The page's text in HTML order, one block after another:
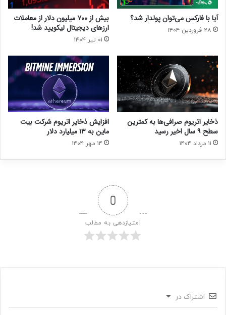
آیا با فارکس می‌توان پولدار شد؟
۲۸ فروردین ۱۴۰۴
بیش از ۷۰۰ میلیون دلار از معاملات
ارزهای دیجیتال لیکویید شد!
۰۱ تیر ۱۴۰۴
ذخایر اتریوم صرافی‌ها به کمترین
سطح ۹ سال اخیر رسید
۱۱ مرداد ۱۴۰۴
افزایش ذخایر اتریوم شرکت بیت
ماین به ۱۳ میلیارد دلار
۱۴ مهر ۱۴۰۴
0
امتیازدهی به مطلب
اشتراک در